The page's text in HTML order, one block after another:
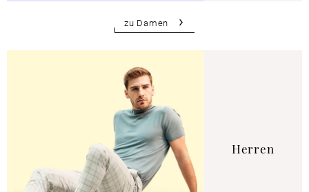
zu Damen
Herren